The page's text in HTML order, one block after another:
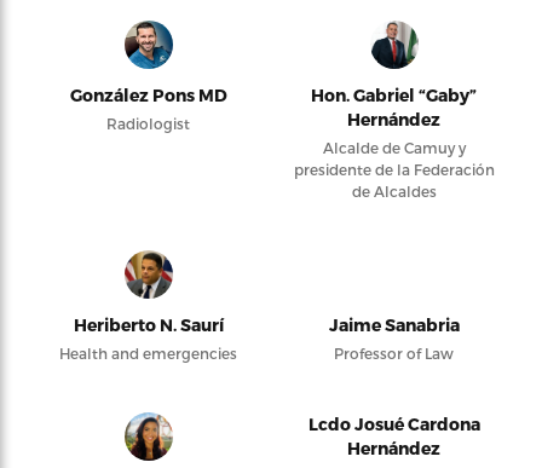
González Pons MD
Radiologist
Hon. Gabriel “Gaby”
Hernández
Alcalde de Camuy y
presidente de la Federación
de Alcaldes
Heriberto N. Saurí
Health and emergencies
Jaime Sanabria
Professor of Law
Lcdo Josué Cardona
Hernández